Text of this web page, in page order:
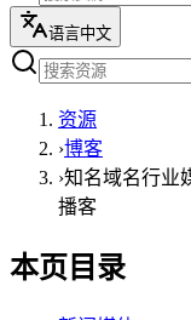
语言中文
资源
›博客
›知名域名行业
播客
本页目录